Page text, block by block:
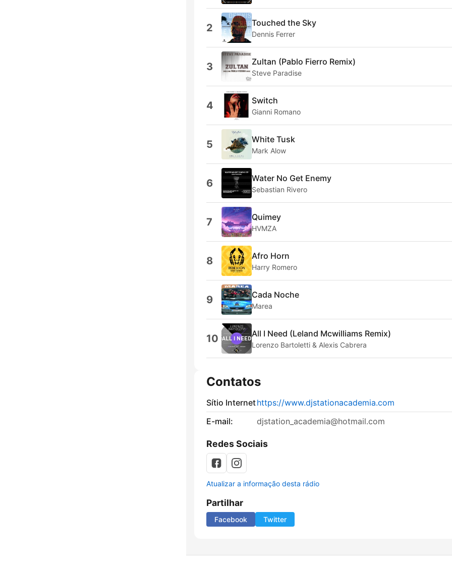
2 Touched the Sky
Dennis Ferrer
3 Zultan (Pablo Fierro Remix)
Steve Paradise
4 Switch
Gianni Romano
5 White Tusk
Mark Alow
6 Water No Get Enemy
Sebastian Rivero
7 Quimey
HVMZA
8 Afro Horn
Harry Romero
9 Cada Noche
Marea
10 All I Need (Leland Mcwilliams Remix)
Lorenzo Bartoletti & Alexis Cabrera
Contatos
Sítio Internethttps://www.djstationacademia.com
E-mail:
djstation_academia@hotmail.com
Redes Sociais
Atualizar a informação desta rádio
Partilhar
Facebook Twitter